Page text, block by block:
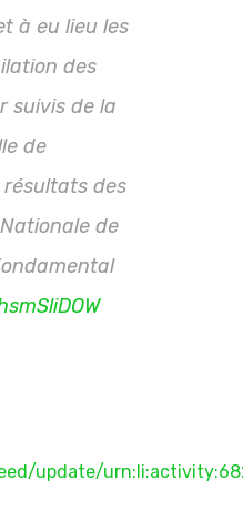
à eu lieu les
des
suivis de la
de
des
Nationale de
update/